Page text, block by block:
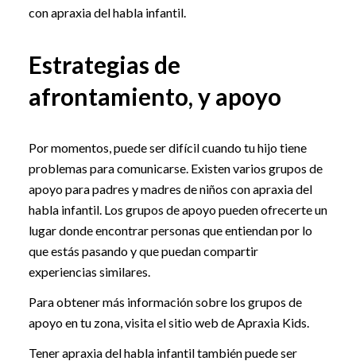
con apraxia del habla infantil.
Estrategias de
afrontamiento, y apoyo
Por momentos, puede ser difícil cuando tu hijo tiene
problemas para comunicarse. Existen varios grupos de
apoyo para padres y madres de niños con apraxia del
habla infantil. Los grupos de apoyo pueden ofrecerte un
lugar donde encontrar personas que entiendan por lo
que estás pasando y que puedan compartir
experiencias similares.
Para obtener más información sobre los grupos de
apoyo en tu zona, visita el sitio web de Apraxia Kids.
Tener apraxia del habla infantil también puede ser